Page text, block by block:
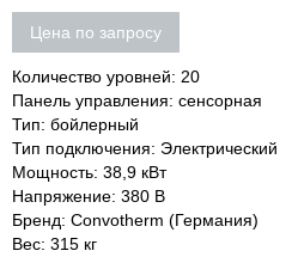
Цена по запросу
Количество уровней: 20
Панель управления: сенсорная
Тип: бойлерный
Тип подключения: Электрический
Мощность: 38,9 кВт
Напряжение: 380 В
Бренд: Convotherm (Германия)
Вес: 315 кг